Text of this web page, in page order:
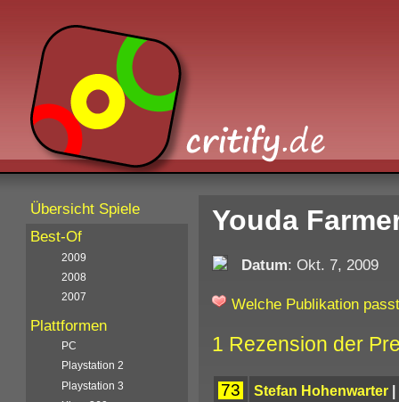
Youda
Datum: Okt. 7, 2009
Welche Publikation
1 Rezension der
73 Stefan Hohenwarter|
Übersicht Spiele
Best-Of
2009
2008
2007
Plattformen
PC
Playstation 2
Playstation 3